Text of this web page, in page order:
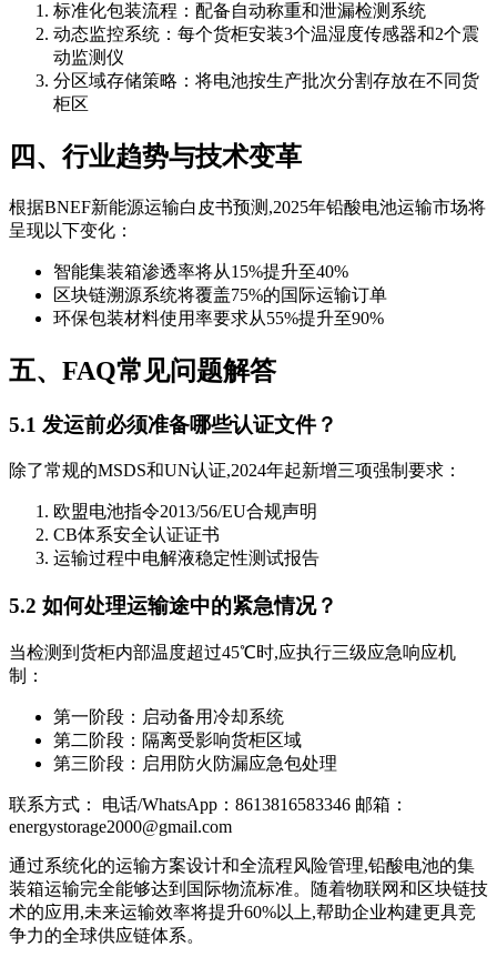
标准化包装流程：配备自动称重和泄漏检测系统
动态监控系统：每个货柜安装3个温湿度传感器和2个震
动监测仪
分区域存储策略：将电池按生产批次分割存放在不同货
柜区
四、行业趋势与技术变革
根据BNEF新能源运输白皮书预测,2025年铅酸电池运输市场将
呈现以下变化：
智能集装箱渗透率将从15%提升至40%
区块链溯源系统将覆盖75%的国际运输订单
环保包装材料使用率要求从55%提升至90%
五、FAQ常见问题解答
5.1 发运前必须准备哪些认证文件？
除了常规的MSDS和UN认证,2024年起新增三项强制要求：
欧盟电池指令2013/56/EU合规声明
CB体系安全认证证书
运输过程中电解液稳定性测试报告
5.2 如何处理运输途中的紧急情况？
当检测到货柜内部温度超过45℃时,应执行三级应急响应机
制：
第一阶段：启动备用冷却系统
第二阶段：隔离受影响货柜区域
第三阶段：启用防火防漏应急包处理
联系方式： 电话/WhatsApp：8613816583346 邮箱：
energystorage2000@gmail.com
通过系统化的运输方案设计和全流程风险管理,铅酸电池的集
装箱运输完全能够达到国际物流标准。随着物联网和区块链技
术的应用,未来运输效率将提升60%以上,帮助企业构建更具竞
争力的全球供应链体系。